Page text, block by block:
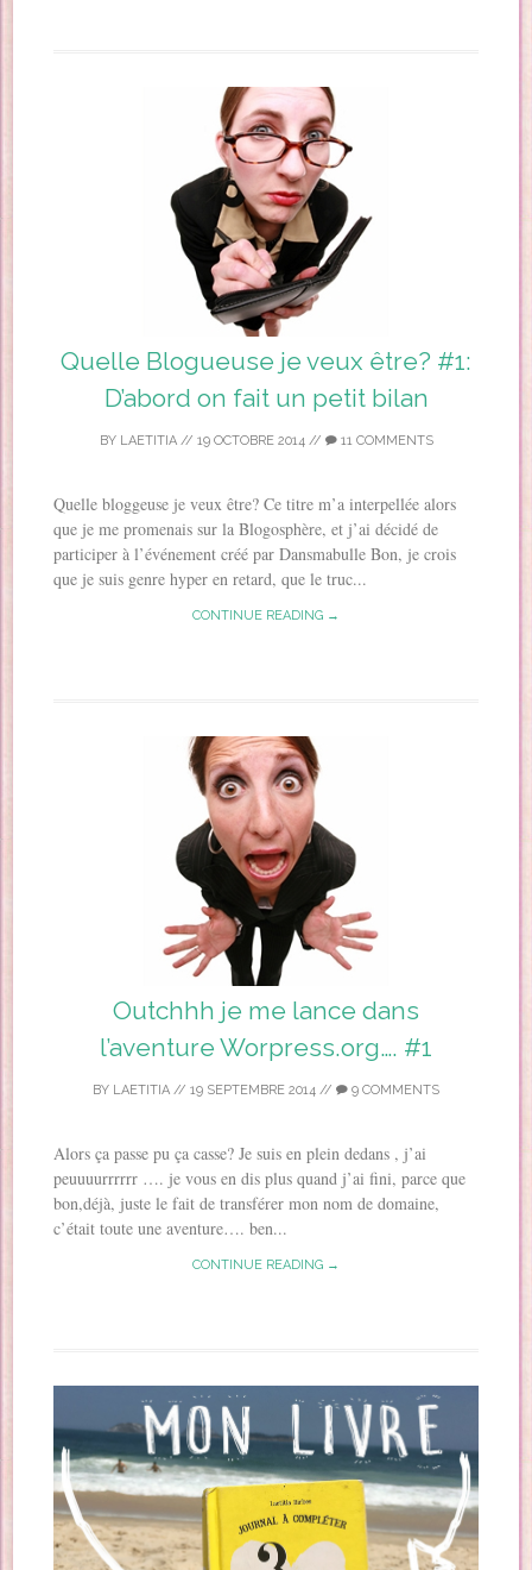
Quelle Blogueuse je veux être? #1:
D’abord on fait un petit bilan
BY LAETITIA// 19 OCTOBRE 2014 // 11 COMMENTS
Quelle bloggeuse je veux être? Ce titre m’a interpellée alors
que je me promenais sur la Blogosphère, et j’ai décidé de
participer à l’événement créé par Dansmabulle Bon, je crois
que je suis genre hyper en retard, que le truc...
CONTINUE READING →
Outchhh je me lance dans
l’aventure Worpress.org…. #1
BY LAETITIA // 19 SEPTEMBRE 2014 // 9 COMMENTS
Alors ça passe pu ça casse? Je suis en plein dedans , j’ai
peuuuurrrrrr …. je vous en dis plus quand j’ai fini, parce que
bon,déjà, juste le fait de transférer mon nom de domaine,
c’était toute une aventure…. ben...
CONTINUE READING →